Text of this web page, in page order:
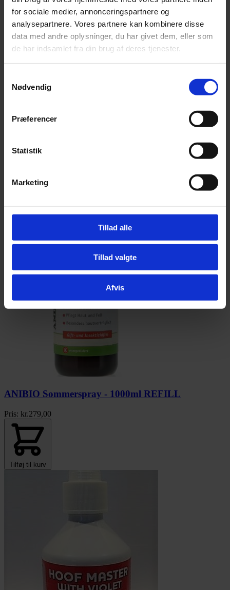
for sociale medier, annonceringspartnere og
analysepartnere. Vores partnere kan kombinere disse
data med andre oplysninger, du har givet dem, eller som
de har indsamlet fra din brug af deres tjenester.
Nødvendig
Præferencer
Statistik
Marketing
Tillad alle
Tillad valgte
Afvis
KovaLine Fur Condition (Balsam) - 500 ml
Tilføj til kurv
ANIBIO Sommerspray - 1000ml REFILL
Pris: kr.279,00
Tilføj til kurv